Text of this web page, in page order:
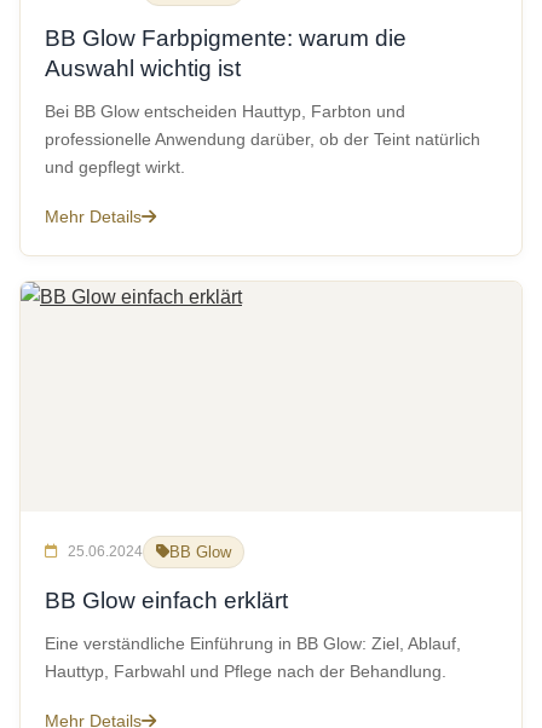
BB Glow Farbpigmente: warum die
Auswahl wichtig ist
Bei BB Glow entscheiden Hauttyp, Farbton und
professionelle Anwendung darüber, ob der Teint natürlich
und gepflegt wirkt.
Mehr Details
25.06.2024 BB Glow
BB Glow einfach erklärt
Eine verständliche Einführung in BB Glow: Ziel, Ablauf,
Hauttyp, Farbwahl und Pflege nach der Behandlung.
Mehr Details